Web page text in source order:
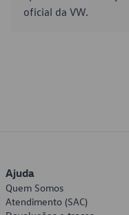
oficial da VW.
Ajuda
Quem Somos
Atendimento (SAC)